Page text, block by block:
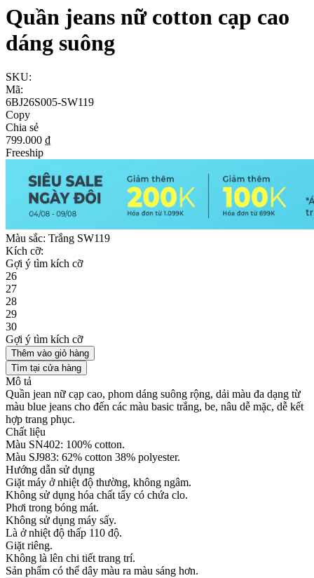
Quần jeans nữ cotton cạp cao
dáng suông
SKU:
Mã:
6BJ26S005-SW119
Copy
Chia sẻ
799.000 ₫
Freeship
Màu sắc: Trắng SW119
Kích cỡ:
Gợi ý tìm kích cỡ
26
27
28
29
30
Gợi ý tìm kích cỡ
Thêm vào giỏ hàng
Tìm tại cửa hàng
Mô tả
Quần jean nữ cạp cao, phom dáng suông rộng, dải màu đa dạng từ
màu blue jeans cho đến các màu basic trắng, be, nâu dễ mặc, dễ kết
hợp trang phục.
Chất liệu
Màu SN402: 100% cotton.
Màu SJ983: 62% cotton 38% polyester.
Hướng dẫn sử dụng
Giặt máy ở nhiệt độ thường, không ngâm.
Không sử dụng hóa chất tẩy có chứa clo.
Phơi trong bóng mát.
Không sử dụng máy sấy.
Là ở nhiệt độ thấp 110 độ.
Giặt riêng.
Không là lên chi tiết trang trí.
Sản phẩm có thể dây màu ra màu sáng hơn.